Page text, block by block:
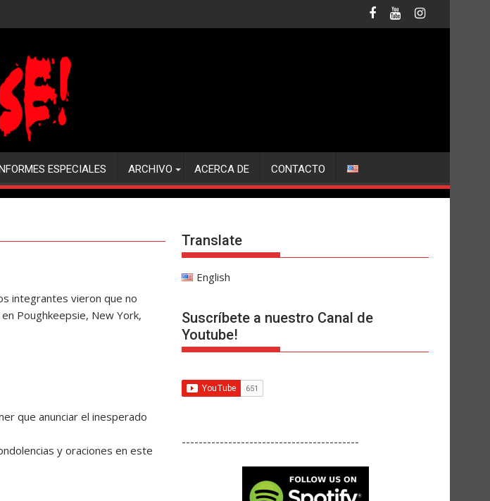
ESPECIALES ARCHIVO ACERCA DE CONTACTO
integrantes vieron que no
Poughkeepsie, New York,
que anunciar el inesperado
y oraciones en este
Translate
English
Suscríbete a nuestro Canal de
Youtube!
------------------------------------------